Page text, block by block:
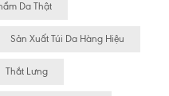
Da Thật
Sản Xuất Túi Da Hàng Hiệu
Thắt Lưng